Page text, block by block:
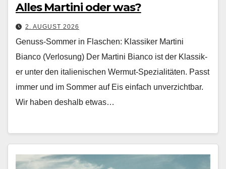
Alles Martini oder was?
2. AUGUST 2026
Genuss-Sommer in Flaschen: Klassiker Martini
Bianco (Verlosung) Der Mar­ti­ni Bian­co ist der Klas­sik­
er unter den ital­ienis­chen Wer­mut-Spezial­itäten. Passt
immer und im Som­mer auf Eis ein­fach unverzicht­bar.
Wir haben deshalb etwas…